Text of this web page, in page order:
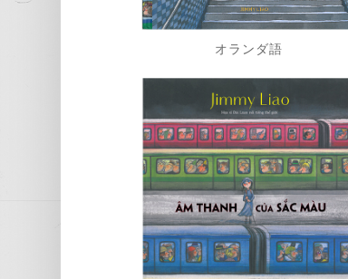
オランダ語